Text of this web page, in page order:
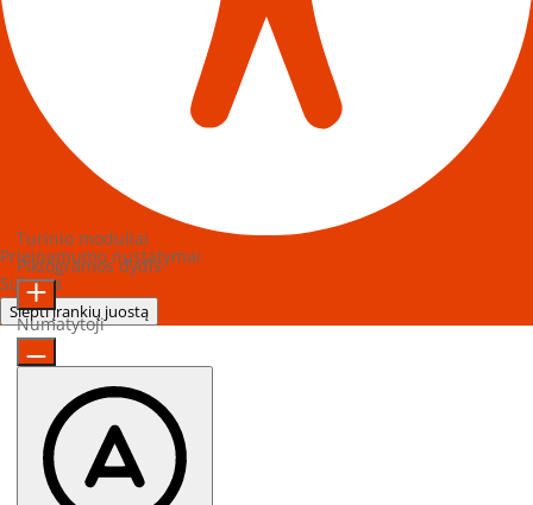
Prieinamumo nustatymai
Sukurta
Slėpti įrankių juostą
Turinio moduliai
Piktogramos dydis
Numatytoji